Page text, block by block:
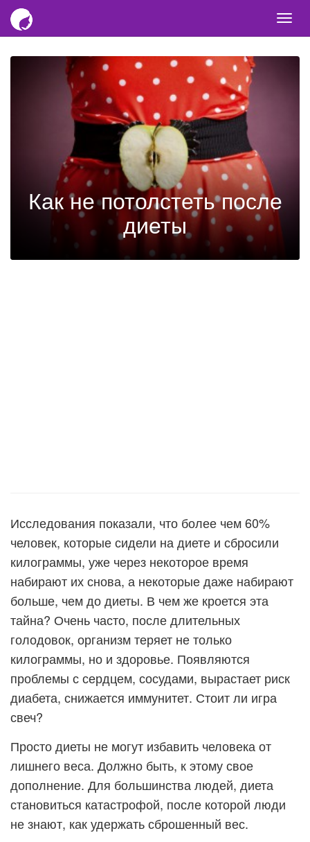
Как не потолстеть после
диеты
Исследования показали, что более чем 60%
человек, которые сидели на диете и сбросили
килограммы, уже через некоторое время
набирают их снова, а некоторые даже набирают
больше, чем до диеты. В чем же кроется эта
тайна? Очень часто, после длительных
голодовок, организм теряет не только
килограммы, но и здоровье. Появляются
проблемы с сердцем, сосудами, вырастает риск
диабета, снижается иммунитет. Стоит ли игра
свеч?
Просто диеты не могут избавить человека от
лишнего веса. Должно быть, к этому свое
дополнение. Для большинства людей, диета
становиться катастрофой, после которой люди
не знают, как удержать сброшенный вес.